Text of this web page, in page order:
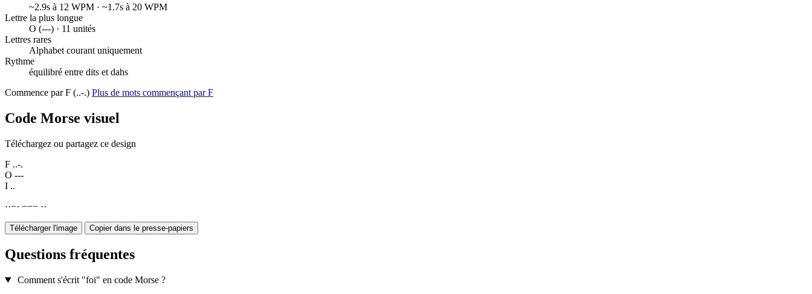
~2.9s à 12 WPM · ~1.7s à 20 WPM
Lettre la plus longue
O (---) · 11 unités
Lettres rares
Alphabet courant uniquement
Rythme
équilibré entre dits et dahs
Commence par F (..-.) Plus de mots commençant par F
Code Morse visuel
Téléchargez ou partagez ce design
F ..-.
O ---
I ..
··−· −−− ··
Télécharger l'image Copier dans le presse-papiers
Questions fréquentes
Comment s'écrit "foi" en code Morse ?